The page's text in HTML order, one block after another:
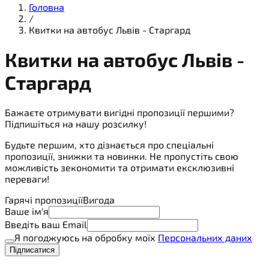
Головна
/
Квитки на автобус Львів - Старгард
Квитки на автобусЛьвів -
Старгард
Бажаєте отримувати вигідні пропозиції першими?
Підпишіться на нашу розсилку!
Будьте першим, хто дізнається про спеціальні
пропозиції, знижки та новинки. Не пропустіть свою
можливість зекономити та отримати ексклюзивні
переваги!
Гарячі пропозиціїВигода
Ваше ім'я
Введіть ваш Email
Я погоджуюсь на обробку моїх Персональних даних
Підписатися